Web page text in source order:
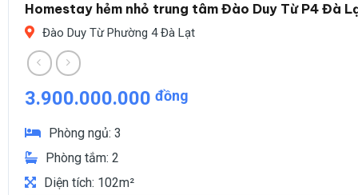
Homestay hẻm nhỏ trung tâm Đào Duy Từ P4 Đà
Đào Duy Từ Phường 4 Đà Lạt
3.900.000.000 đồng
Phòng ngủ: 3
Phòng tắm: 2
Diện tích: 102m²